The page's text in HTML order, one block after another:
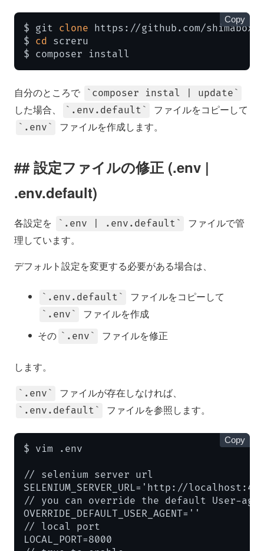
$ git clone https://github.com/
$ cd screru
$ composer install
Copy
自分のところで composer instal | update
した場合、 .env.default ファイルをコピーして
.env ファイルを作成します。
設定ファイルの修正 (.env |
.env.default)
各設定を .env | .env.default
ファイルで管
理しています。
デフォルト設定を変更する必要がある場合は、
.env.default ファイルをコピーして
.env
ファイルを作成
その
.env ファイルを修正
します。
.env ファイルが存在しなければ、
.env.default ファイルを参照します。
$ vim .env
// selenium server url
SELENIUM_SERVER_URL='http://
// you can override the default User-
OVERRIDE_DEFAULT_USER_AGENT=''
// local port
LOCAL_PORT=8000
Copy